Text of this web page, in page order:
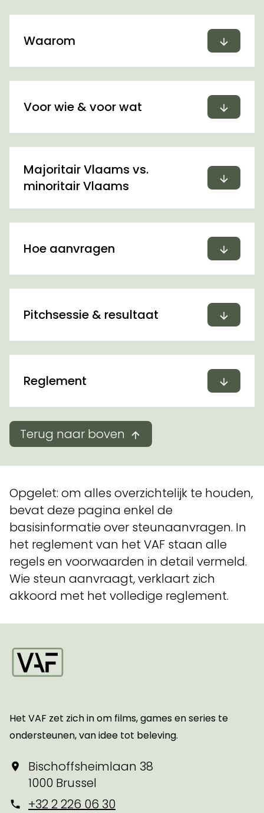
Waarom
Voor wie & voor wat
Majoritair Vlaams vs.
minoritair Vlaams
Hoe aanvragen
Pitchsessie & resultaat
Reglement
Terug naar boven
Opgelet: om alles overzichtelijk te houden,
bevat deze pagina enkel de
basisinformatie over steunaanvragen. In
het reglement van het VAF staan alle
regels en voorwaarden in detail vermeld.
Wie steun aanvraagt, verklaart zich
akkoord met het volledige reglement.
Het VAF zet zich in om films, games en series te
ondersteunen, van idee tot beleving.
Bischoffsheimlaan 38
1000 Brussel
+32 2 226 06 30